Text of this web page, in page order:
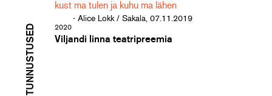
kust ma tulen ja kuhu ma lähen
- Alice Lokk / Sakala, 07.11.2019
TUNNUSTUSED 2020
Viljandi linna teatripreemia